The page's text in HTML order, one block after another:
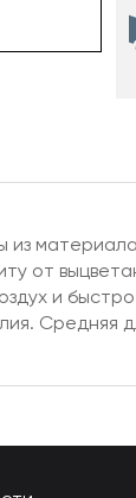
от
и
Средняя